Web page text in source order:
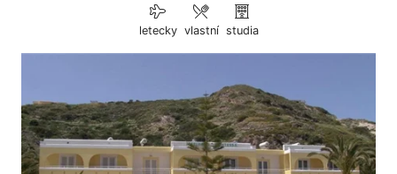
letecky vlastní studia